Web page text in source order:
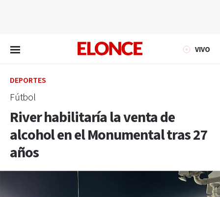
VIVO
DEPORTES
Fútbol
River habilitaría la venta de
alcohol en el Monumental tras 27
años